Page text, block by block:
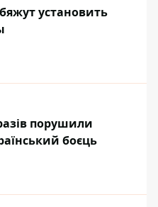
установить
порушили
боєць